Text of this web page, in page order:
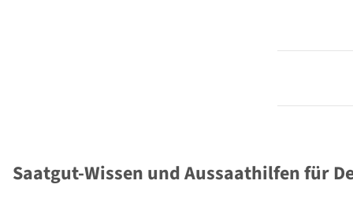
Saatgut-Wissen und Aussaathilfen für